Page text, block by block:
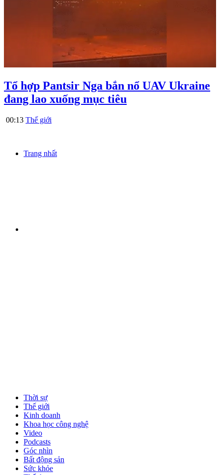
Tổ hợp Pantsir Nga bắn nổ UAV Ukraine
đang lao xuống mục tiêu
00:13 Thế giới
Trang nhất
Thời sự
Thế giới
Kinh doanh
Khoa học công nghệ
Video
Podcasts
Góc nhìn
Bất động sản
Sức khỏe